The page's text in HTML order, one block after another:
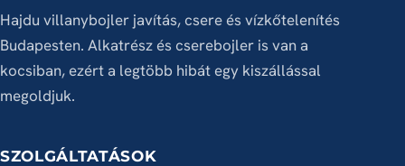
Hajdu villanybojler javítás, csere és vízkőtelenítés
Budapesten. Alkatrész és cserebojler is van a
kocsiban, ezért a legtöbb hibát egy kiszállással
megoldjuk.
SZOLGÁLTATÁSOK